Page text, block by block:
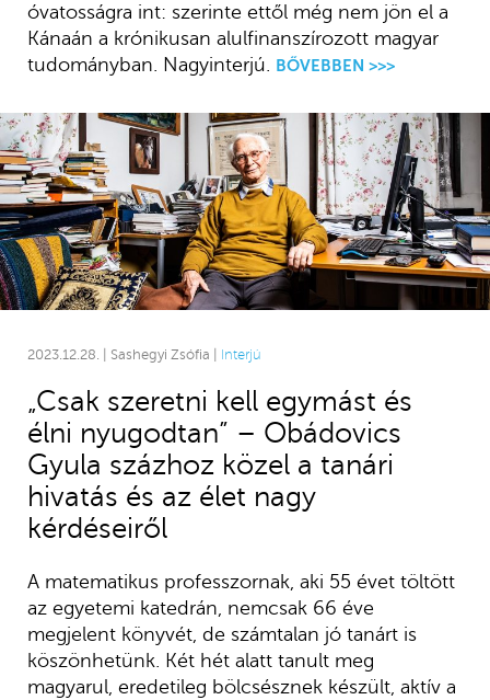
óvatosságra int: szerinte ettől még nem jön el a
Kánaán a krónikusan alulfinanszírozott magyar
tudományban. Nagyinterjú. BŐVEBBEN >>>
2023.12.28. | Sashegyi Zsófia | Interjú
„Csak szeretni kell egymást és
élni nyugodtan” – Obádovics
Gyula százhoz közel a tanári
hivatás és az élet nagy
kérdéseiről
A matematikus professzornak, aki 55 évet töltött
az egyetemi katedrán, nemcsak 66 éve
megjelent könyvét, de számtalan jó tanárt is
köszönhetünk. Két hét alatt tanult meg
magyarul, eredetileg bölcsésznek készült, aktív a